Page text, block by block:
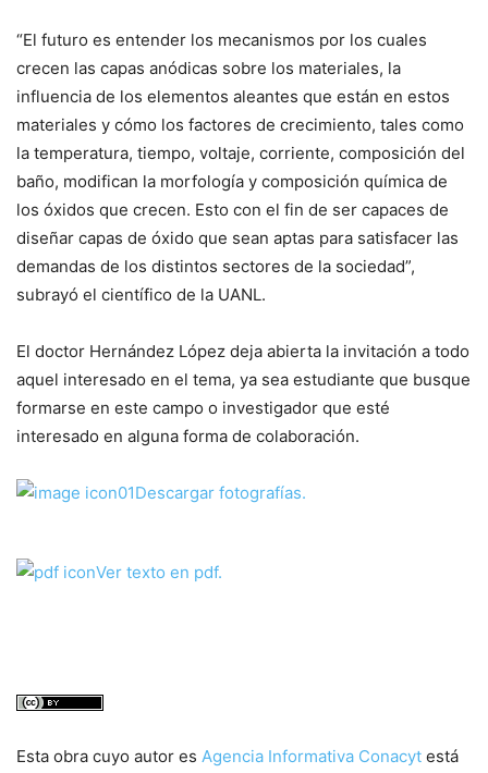
“El futuro es entender los mecanismos por los cuales
crecen las capas anódicas sobre los materiales, la
influencia de los elementos aleantes que están en estos
materiales y cómo los factores de crecimiento, tales como
la temperatura, tiempo, voltaje, corriente, composición del
baño, modifican la morfología y composición química de
los óxidos que crecen. Esto con el fin de ser capaces de
diseñar capas de óxido que sean aptas para satisfacer las
demandas de los distintos sectores de la sociedad”,
subrayó el científico de la UANL.
El doctor Hernández López deja abierta la invitación a todo
aquel interesado en el tema, ya sea estudiante que busque
formarse en este campo o investigador que esté
interesado en alguna forma de colaboración.
Descargar fotografías.
Ver texto en pdf.
Esta obra cuyo autor es Agencia Informativa Conacyt está